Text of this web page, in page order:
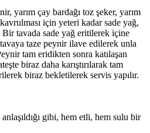
yarım çay bardağı toz şeker, yarım
için yeteri kadar sade yağ,
Bir tavada sade yağ eritilerek içine
taze peynir ilave edilerek unla
tam eridikten sonra katılaşan
biraz daha karıştırılarak tam
biraz bekletilerek servis yapılır.
gibi, hem etli, hem sulu bir